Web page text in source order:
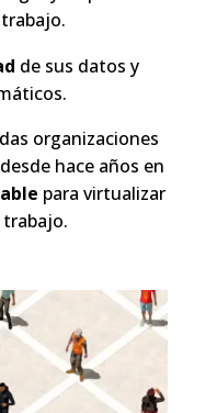
de sus datos y
organizaciones
hace años en
para virtualizar